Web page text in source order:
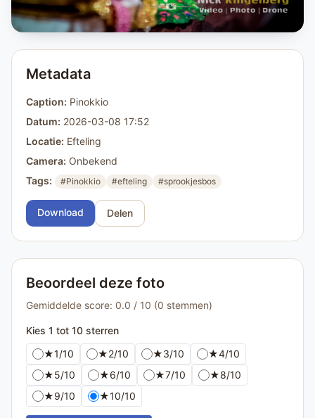
Metadata
Caption: Pinokkio
Datum: 2026-03-08 17:52
Locatie: Efteling
Camera: Onbekend
Tags:
#Pinokkio #efteling #sprookjesbos
Download Delen
Beoordeel deze foto
Gemiddelde score: 0.0 / 10 (0 stemmen)
Kies 1 tot 10 sterren
★1/10 ★2/10 ★3/10 ★4/10
★5/10 ★6/10 ★7/10 ★8/10
★9/10 ★10/10